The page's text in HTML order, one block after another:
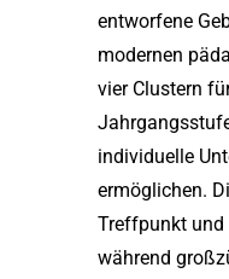
entworfene
modernen
vier Clustern
individuelle
ermöglichen.
Treffpunkt und
während